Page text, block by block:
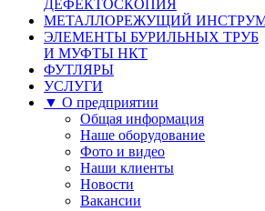
ДЕФЕКТОСКОПИЯ
МЕТАЛЛОРЕЖУЩИЙ
ЭЛЕМЕНТЫ БУРИЛЬНЫХ ТРУБ
И МУФТЫ НКТ
ФУТЛЯРЫ
УСЛУГИ
▼ О предприятии
Общая информация
Наше оборудование
Фото и видео
Наши клиенты
Новости
Вакансии